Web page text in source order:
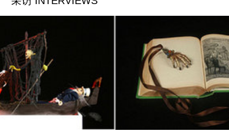
打造了一个密集的类似工作坊的环境，形成了一种
恰到好处的亲密感。过去几年里，我的作品参考了
某些谷仓和农村住宅，在那里，人和家禽家畜都是
在一个屋檐下生活，这里也存放劳动工具，储藏粮
食。这次展览中我处理的是同样主题性的现场，不
过就好像我们步出了谷仓走到了外面，在这个自己
做主的环境中，面向更多的一些演员一样。
展览的重中之作是一件挂在天花板上叫《算盘》